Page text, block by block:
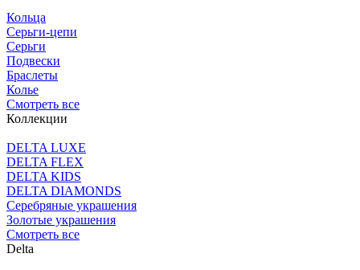
Кольца
Серьги-цепи
Серьги
Подвески
Браслеты
Колье
Смотреть все
Коллекции
DELTA LUXE
DELTA FLEX
DELTA KIDS
DELTA DIAMONDS
Серебряные украшения
Золотые украшения
Смотреть все
Delta